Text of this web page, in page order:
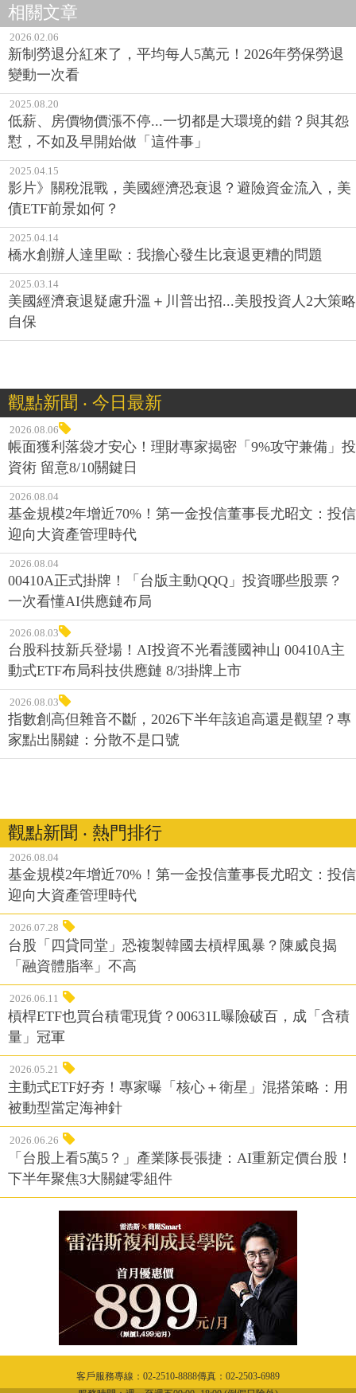
相關文章
2026.02.06
新制勞退分紅來了，平均每人5萬元！2026年勞保勞退
變動一次看
2025.08.20
低薪、房價物價漲不停...一切都是大環境的錯？與其怨
懟，不如及早開始做「這件事」
2025.04.15
影片》關稅混戰，美國經濟恐衰退？避險資金流入，美
債ETF前景如何？
2025.04.14
橋水創辦人達里歐：我擔心發生比衰退更糟的問題
2025.03.14
美國經濟衰退疑慮升溫＋川普出招...美股投資人2大策略
自保
觀點新聞 ‧ 今日最新
2026.08.06
帳面獲利落袋才安心！理財專家揭密「9%攻守兼備」投
資術 留意8/10關鍵日
2026.08.04
基金規模2年增近70%！第一金投信董事長尤昭文：投信
迎向大資產管理時代
2026.08.04
00410A正式掛牌！「台版主動QQQ」投資哪些股票？
一次看懂AI供應鏈布局
2026.08.03
台股科技新兵登場！AI投資不光看護國神山 00410A主
動式ETF布局科技供應鏈 8/3掛牌上市
2026.08.03
指數創高但雜音不斷，2026下半年該追高還是觀望？專
家點出關鍵：分散不是口號
觀點新聞 ‧ 熱門排行
2026.08.04
基金規模2年增近70%！第一金投信董事長尤昭文：投信
迎向大資產管理時代
2026.07.28
台股「四貸同堂」恐複製韓國去槓桿風暴？陳威良揭
「融資體脂率」不高
2026.06.11
槓桿ETF也買台積電現貨？00631L曝險破百，成「含積
量」冠軍
2026.05.21
主動式ETF好夯！專家曝「核心＋衛星」混搭策略：用
被動型當定海神針
2026.06.26
「台股上看5萬5？」產業隊長張捷：AI重新定價台股！
下半年聚焦3大關鍵零組件
客戶服務專線：02-2510-8888傳真：02-2503-6989